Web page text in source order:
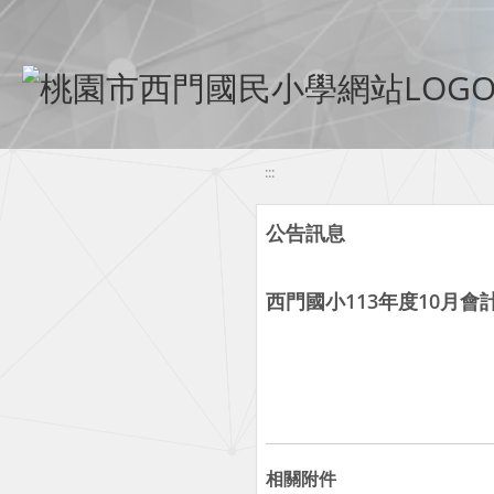
移至網頁之主要內容區位置
:::
公告訊息
西門國小113年度10月會
相關附件